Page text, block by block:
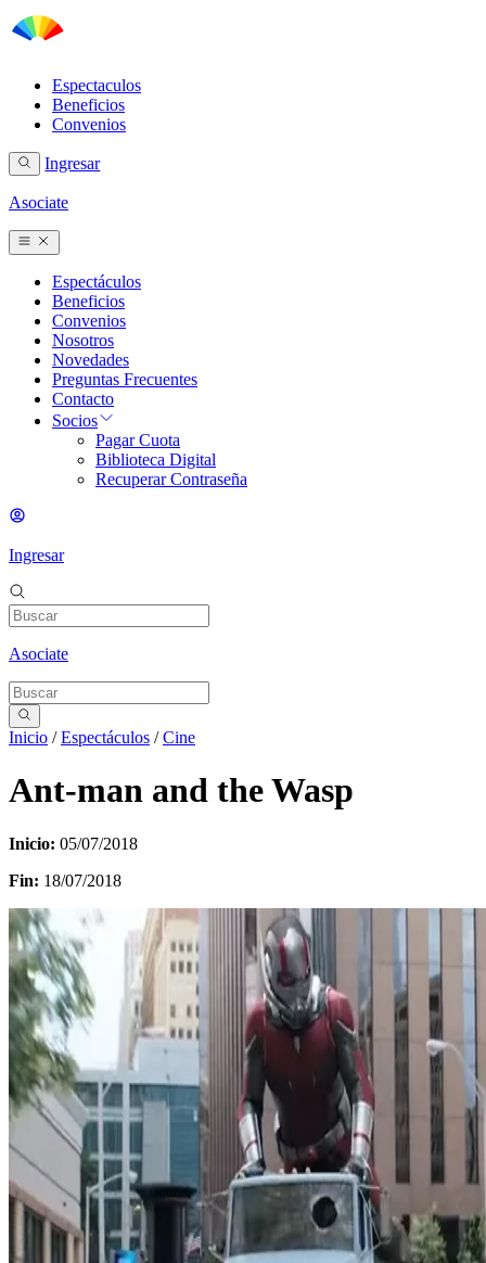
Espectaculos
Beneficios
Convenios
Ingresar
Asociate
Espectáculos
Beneficios
Convenios
Nosotros
Novedades
Preguntas Frecuentes
Contacto
Socios
Pagar Cuota
Biblioteca Digital
Recuperar Contraseña
Ingresar
Asociate
Inicio /Espectáculos /Cine
Ant-man and the Wasp
Inicio: 05/07/2018
Fin: 18/07/2018